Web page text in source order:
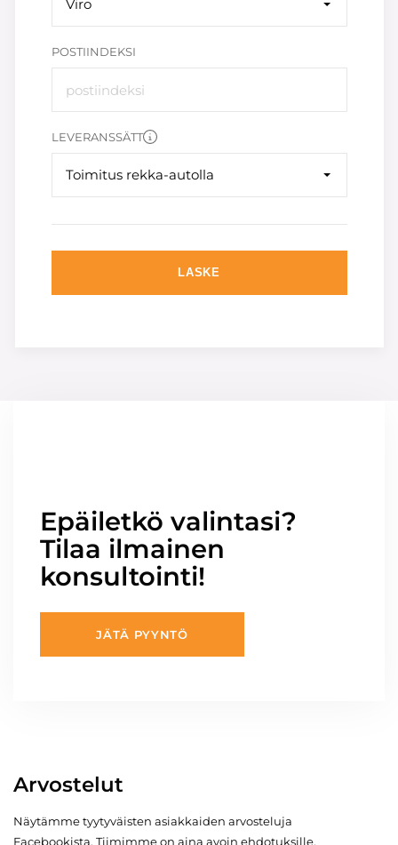
Viro
POSTIINDEKSI
LEVERANSSÄTT
Toimitus rekka-autolla
LASKE
Epäiletkö valintasi?
Tilaa ilmainen
konsultointi!
JÄTÄ PYYNTÖ
Arvostelut
Näytämme tyytyväisten asiakkaiden arvosteluja
Facebookista. Tiimimme on aina avoin ehdotuksille,